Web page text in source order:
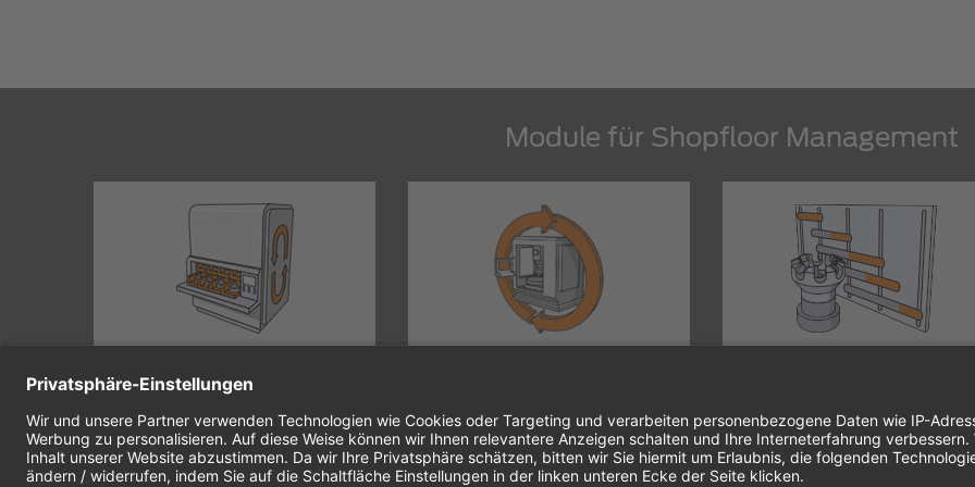
Module für Shopfloor Management
Das TDM Lagermodul verfügt über alle
Apps, um die…Mehr erfahren
organisiert das…Mehr erfahren
Werkzeugbestand…Mehr erfahren